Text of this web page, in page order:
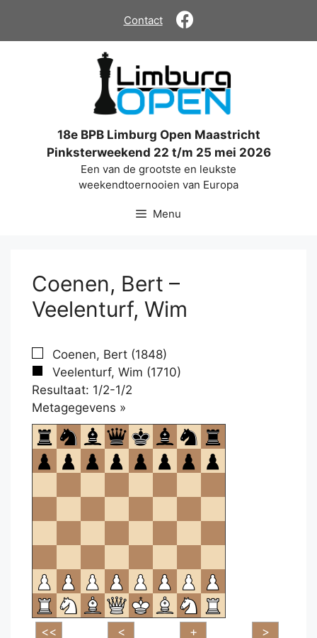
de
Contact
18e BPB Limburg Open Maastricht
Pinksterweekend 22 t/m 25 mei 2026
Een van de grootste en leukste
weekendtoernooien van Europa
Menu
Coenen, Bert –
Veelenturf, Wim
Coenen, Bert (1848)
Veelenturf, Wim (1710)
Resultaat: 1/2-1/2
Metagegevens »
om
te
openen.